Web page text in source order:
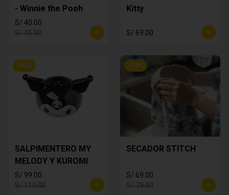
- Winnie the Pooh
S/ 40.00
S/ 45.00
Kitty
S/ 69.00
-10%
SALPIMENTERO MY
MELODY Y KUROMI
S/ 99.00
S/ 110.00
-13%
SECADOR STITCH
S/ 69.00
S/ 79.00